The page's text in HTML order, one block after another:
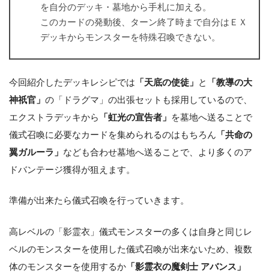
を自分のデッキ・墓地から手札に加える。
このカードの発動後、ターン終了時まで自分はＥＸ
デッキからモンスターを特殊召喚できない。
今回紹介したデッキレシピでは 「天底の使徒」 と
「教導の大
神祇官」 の「ドラグマ」の出張セットも採用しているので、
エクストラデッキから
「虹光の宣告者」 を墓地へ送ることで
儀式召喚に必要なカードを集められるのはもちろん 「共命の
翼ガルーラ」 なども合わせ墓地へ送ることで、より多くのア
ドバンテージ獲得が狙えます。
準備が出来たら儀式召喚を行っていきます。
高レベルの「影霊衣」儀式モンスターの多くは自身と同じレ
ベルのモンスターを使用した儀式召喚が出来ないため、複数
体のモンスターを使用するか 「影霊衣の魔剣士 アバンス」